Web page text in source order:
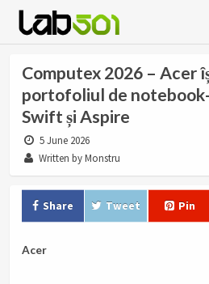
Computex 2026 – Acer
portofoliul de
Swift și Aspire
5 June 2026
Written by Monstru
Share Tweet Pin
Acer